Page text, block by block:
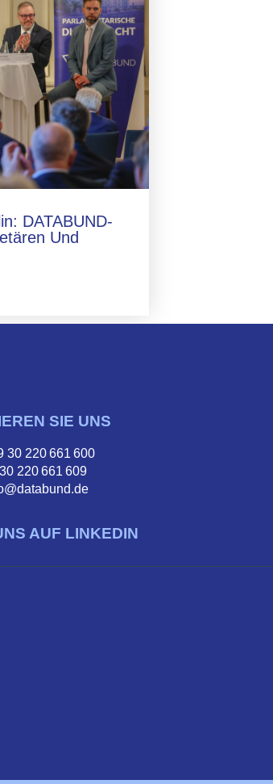
DATABUND-
Und
SIE UNS
30 220 661 600
220 661 609
AUF LINKEDIN